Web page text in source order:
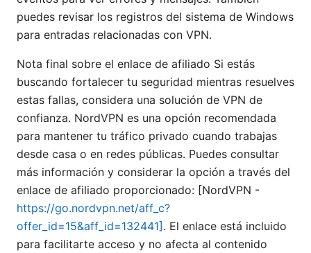
puedes revisar los registros del sistema de Windows
para entradas relacionadas con VPN.
Nota final sobre el enlace de afiliado Si estás
buscando fortalecer tu seguridad mientras resuelves
estas fallas, considera una solución de VPN de
confianza. NordVPN es una opción recomendada
para mantener tu tráfico privado cuando trabajas
desde casa o en redes públicas. Puedes consultar
más información y considerar la opción a través del
enlace de afiliado proporcionado: [NordVPN -
https://go.nordvpn.net/aff_c?
offer_id=15&aff_id=132441]. El enlace está incluido
para facilitarte acceso y no afecta al contenido